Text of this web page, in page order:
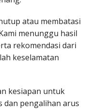
atau membatasi
menunggu hasil
rekomendasi dari
keselamatan
kesiapan untuk
dan pengalihan arus